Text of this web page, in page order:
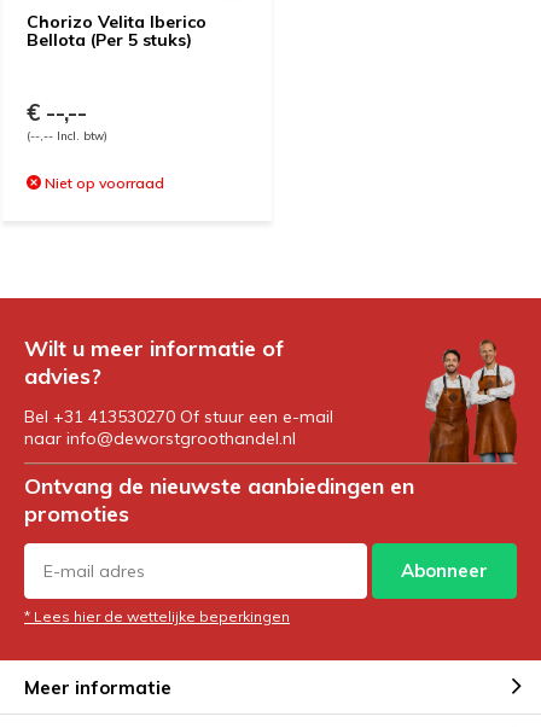
Chorizo Velita Iberico
Bellota (Per 5 stuks)
€ --,--
(--,-- Incl. btw)
Niet op voorraad
Wilt u meer informatie of
advies?
Bel +31 413530270 Of stuur een e-mail
naar info@deworstgroothandel.nl
Ontvang de nieuwste aanbiedingen en
promoties
Abonneer
* Lees hier de wettelijke beperkingen
Meer informatie